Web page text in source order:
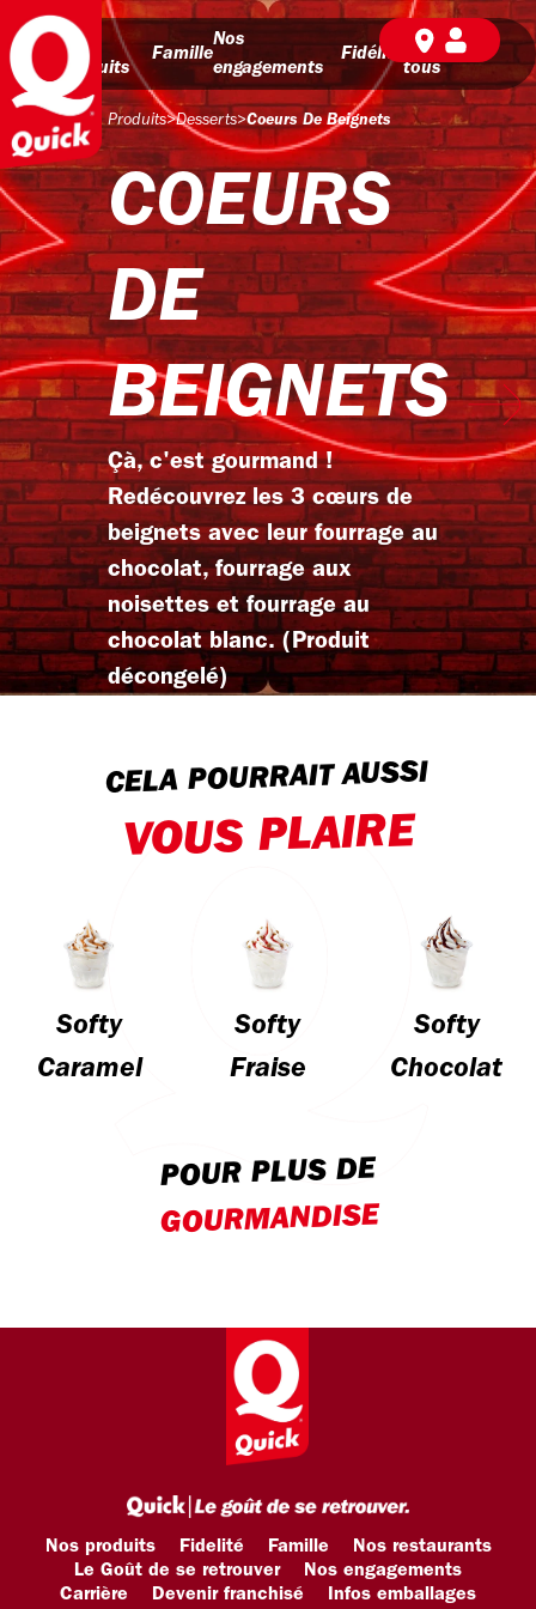
Nos
produits
Famille
Nos
engagements
Fidélité
BD pour
tous
Produits>Desserts>Coeurs De Beignets
COEURS
DE
BEIGNETS
Çà, c'est gourmand !
Redécouvrez les 3 cœurs de
beignets avec leur fourrage au
chocolat, fourrage aux
noisettes et fourrage au
chocolat blanc. (Produit
décongelé)
CELA POURRAIT AUSSI
VOUS PLAIRE
Softy
Caramel
Softy
Fraise
Softy
Chocolat
POUR PLUS DE
GOURMANDISE
Nos produits Fidelité Famille
Nos restaurants
Le Goût de se retrouver
Nos engagements
Carrière
Devenir franchisé Infos emballages